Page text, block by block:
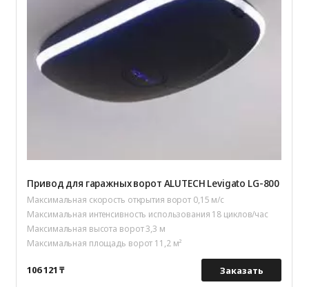
Привод для гаражных ворот ALUTECH Levigato LG-800
Максимальная скорость открытия ворот 0,15 м/с
Максимальная интенсивность использования 18 циклов/час
Максимальная высота ворот 3,3 м
Максимальная площадь ворот 11,2 м²
106 121 ₸ Заказать